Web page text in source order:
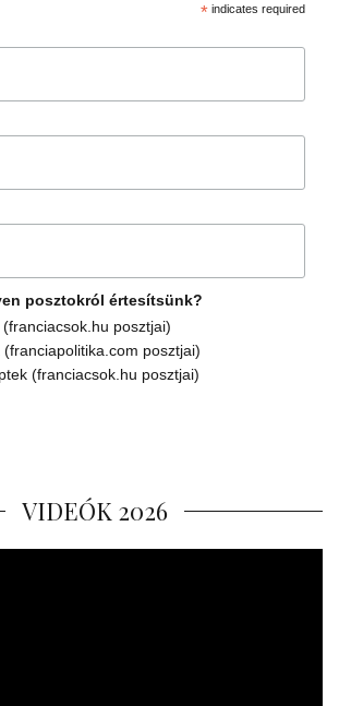
*indicates required
posztokról értesítsünk?
posztjai)
posztjai)
(franciacsok.hu posztjai)
VIDEÓK 2026